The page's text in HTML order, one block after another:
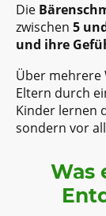
Die
zwischen 5
und ihre
Über mehrere
Eltern durch
Kinder lernen
sondern vor
Was